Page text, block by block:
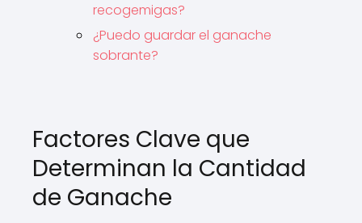
recogemigas?
¿Puedo guardar el ganache
sobrante?
Factores Clave que
Determinan la Cantidad
de Ganache